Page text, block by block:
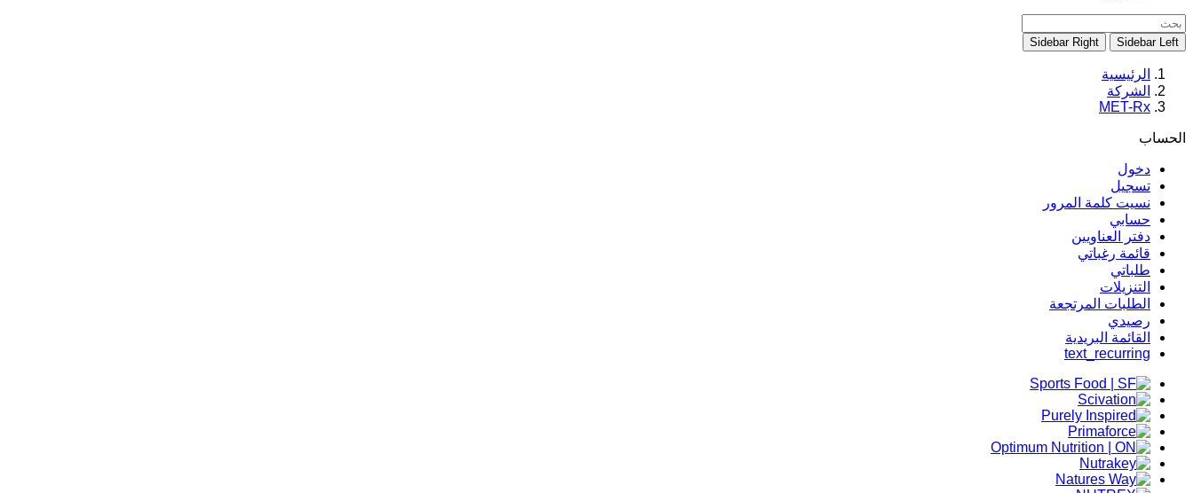
Sidebar Left
Sidebar Right
الرئيسية
الشركة
MET-Rx
الحساب
دخول
تسجيل
نسيت كلمة المرور
حسابي
دفتر العناويين
قائمة رغباتي
طلباتي
التنزيلات
الطلبات المرتجعة
رصيدي
القائمة البريدية
text_recurring